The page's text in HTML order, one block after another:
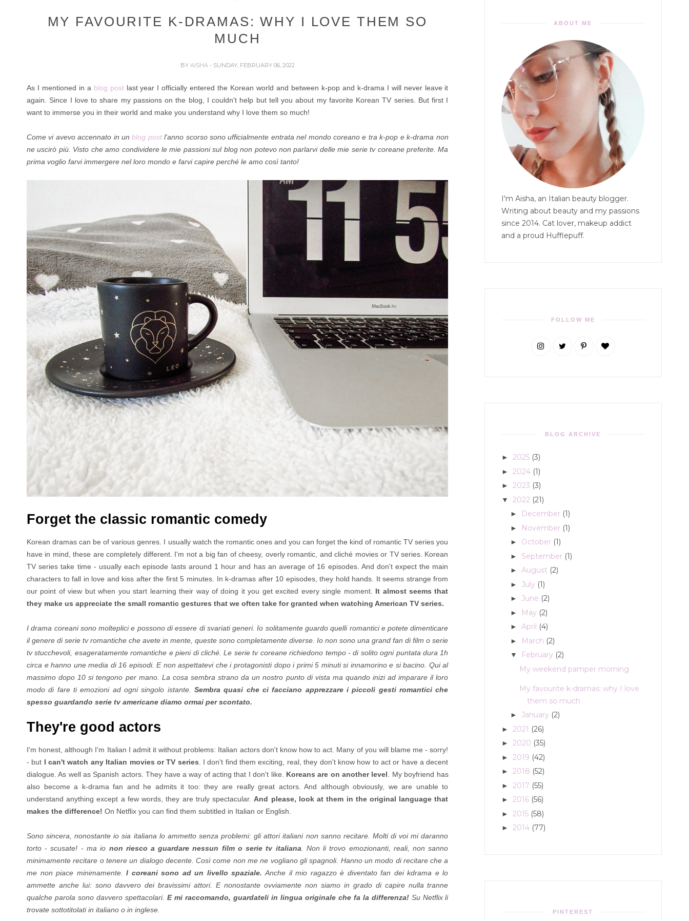
MY FAVOURITE K-DRAMAS: WHY I LOVE THEM SO
MUCH
BY AISHA - SUNDAY, FEBRUARY 06, 2022
As I mentioned in a blog postlast year I officially entered the Korean world and between k-pop and k-drama I will never leave it
again. Since I love to share my passions on the blog, I couldn't help but tell you about my favorite Korean TV series. But first I
want to immerse you in their world and make you understand why I love them so much!
Come vi avevo accennato in unblog postl'anno scorso sono ufficialmente entrata nel mondo coreano e tra k-pop e k-drama non
ne uscirò più. Visto che amo condividere le mie passioni sul blog non potevo non parlarvi delle mie serie tv coreane preferite. Ma
prima voglio farvi immergere nel loro mondo e farvi capire perché le amo così tanto!
Forget the classic romantic comedy
Korean dramas can be of various genres. I usually watch the romantic ones and you can forget the kind of romantic TV series you
have in mind, these are completely different. I'm not a big fan of cheesy, overly romantic, and cliché movies or TV series. Korean
TV series take time - usually each episode lasts around 1 hour and has an average of 16 episodes. And don't expect the main
characters to fall in love and kiss after the first 5 minutes. In k-dramas after 10 episodes, they hold hands. It seems strange from
our point of view but when you start learning their way of doing it you get excited every single moment. It almost seems that
they make us appreciate the small romantic gestures that we often take for granted when watching American TV series.
I drama coreani sono molteplici e possono di essere di svariati generi. Io solitamente guardo quelli romantici e potete dimenticare
il genere di serie tv romantiche che avete in mente, queste sono completamente diverse. Io non sono una grand fan di film o serie
tv stucchevoli, esageratamente romantiche e pieni di cliché. Le serie tv coreane richiedono tempo - di solito ogni puntata dura 1h
circa e hanno une media di 16 episodi. E non aspettatevi che i protagonisti dopo i primi 5 minuti si innamorino e si bacino. Qui al
massimo dopo 10 si tengono per mano. La cosa sembra strano da un nostro punto di vista ma quando inizi ad imparare il loro
modo di fare ti emozioni ad ogni singolo istante.
Sembra quasi che ci facciano apprezzare i piccoli gesti romantici che
spesso guardando serie tv americane diamo ormai per scontato.
They're good actors
I'm honest, although I'm Italian I admit it without problems: Italian actors don't know how to act. Many of you will blame me - sorry!
- but I can't watch any Italian movies or TV series . I don't find them exciting, real, they don't know how to act or have a decent
dialogue. As well as Spanish actors. They have a way of acting that I don't like.
Koreans are on another level . My boyfriend has
also become a k-drama fan and he admits it too: they are really great actors. And although obviously, we are unable to
understand anything except a few words, they are truly spectacular.And please, look at them in the original language that
makes the difference! On Netflix you can find them subtitled in Italian or English.
Sono sincera, nonostante io sia italiana lo ammetto senza problemi: gli attori italiani non sanno recitare. Molti di voi mi daranno
torto - scusate! - ma io non riesco a guardare nessun film o serie tv italiana . Non li trovo emozionanti, reali, non sanno
minimamente recitare o tenere un dialogo decente. Così come non me ne vogliano gli spagnoli. Hanno un modo di recitare che a
me non piace minimamente.I coreani sono ad un livello spaziale. Anche il mio ragazzo è diventato fan dei kdrama e lo
ammette anche lui: sono davvero dei bravissimi attori. E nonostante ovviamente non siamo in grado di capire nulla tranne
qualche parola sono davvero spettacolari. E mi raccomando, guardateli in lingua originale che fa la differenza! Su Netflix li
trovate sottotitolati in italiano o in inglese.
ABOUT ME
I'm Aisha, an Italian beauty blogger.
Writing about beauty and my passions
since 2014. Cat lover, makeup addict
and a proud Hufflepuff.
FOLLOW ME
BLOG ARCHIVE
► 2025 (3)
► 2024 (1)
► 2023 (3)
▼ 2022 (21)
► December (1)
► November (1)
► October (1)
► September (1)
► August (2)
► July (1)
► June (2)
► May (2)
► April (4)
► March (2)
▼ February (2)
My weekend pamper morning
My favourite k-dramas: why I love
them so much
► January (2)
► 2021 (26)
► 2020 (35)
► 2019 (42)
► 2018 (52)
► 2017 (55)
► 2016 (56)
► 2015 (58)
► 2014 (77)
PINTEREST